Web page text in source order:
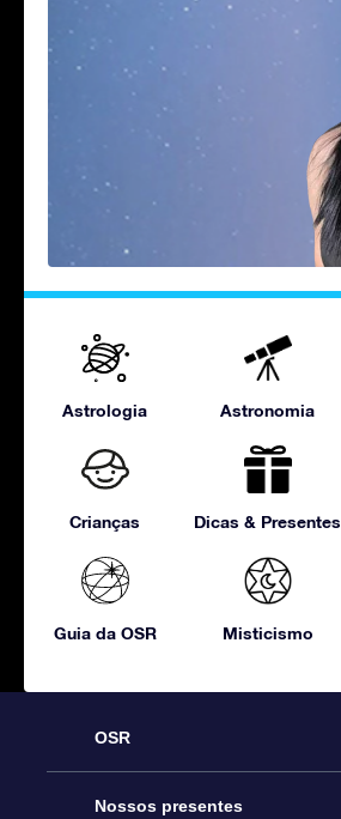
Astrologia Astronomia
Crianças Dicas & Presentes
Guia da OSR Misticismo
OSR
Serviço
Nossos presentes